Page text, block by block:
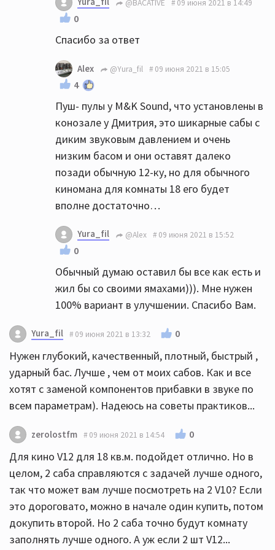
@BACATIVE 09 июня 2021 в 14:49
0
Спасибо за ответ
Alex @Yura_fil 09 июня 2021 в 15:05
4
Пуш- пулы у M&K Sound, что установлены в
конозале у Дмитрия, это шикарные сабы с
диким звуковым давлением и очень
низким басом и они оставят далеко
позади обычную 12-ку, но для обычного
киномана для комнаты 18 его будет
вполне достаточно…
Yura_fil @Alex 09 июня 2021 в 15:52
0
Обычный думаю оставил бы все как есть и
жил бы со своими ямахами))). Мне нужен
100% вариант в улучшении. Спасибо Вам.
Yura_fil 09 июня 2021 в 13:32 0
Нужен глубокий, качественный, плотный, быстрый ,
ударный бас. Лучше , чем от моих сабов. Как и все
хотят с заменой компонентов прибавки в звуке по
всем параметрам). Надеюсь на советы практиков...
zerolostfm 09 июня 2021 в 14:54 0
Для кино V12 для 18 кв.м. подойдет отлично. Но в
целом, 2 саба справляются с задачей лучше одного,
так что может вам лучше посмотреть на 2 V10? Если
это дороговато, можно в начале один купить, потом
докупить второй. Но 2 саба точно будут комнату
заполнять лучше одного. А уж если 2 шт V12...